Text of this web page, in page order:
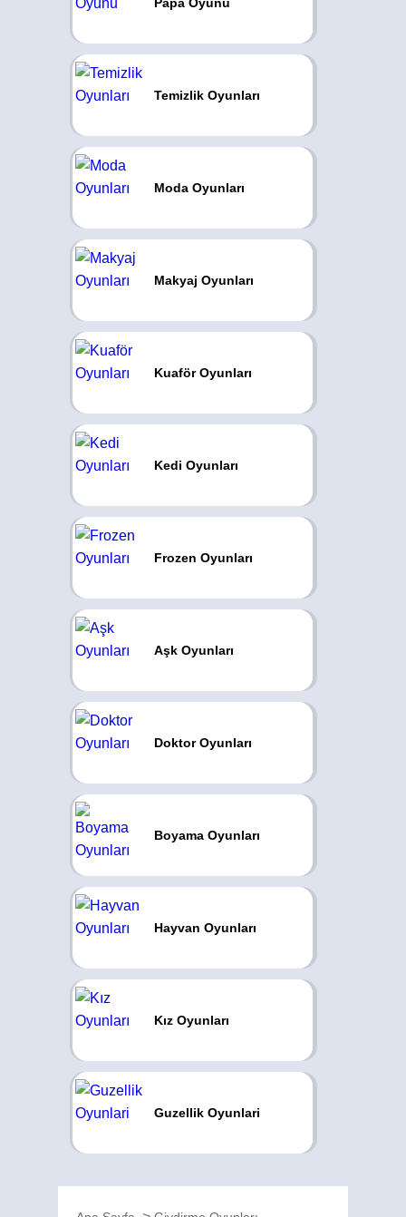
Temizlik Oyunları
Moda Oyunları
Makyaj Oyunları
Kuaför Oyunları
Kedi Oyunları
Frozen Oyunları
Aşk Oyunları
Doktor Oyunları
Boyama Oyunları
Hayvan Oyunları
Kız Oyunları
Guzellik Oyunlari